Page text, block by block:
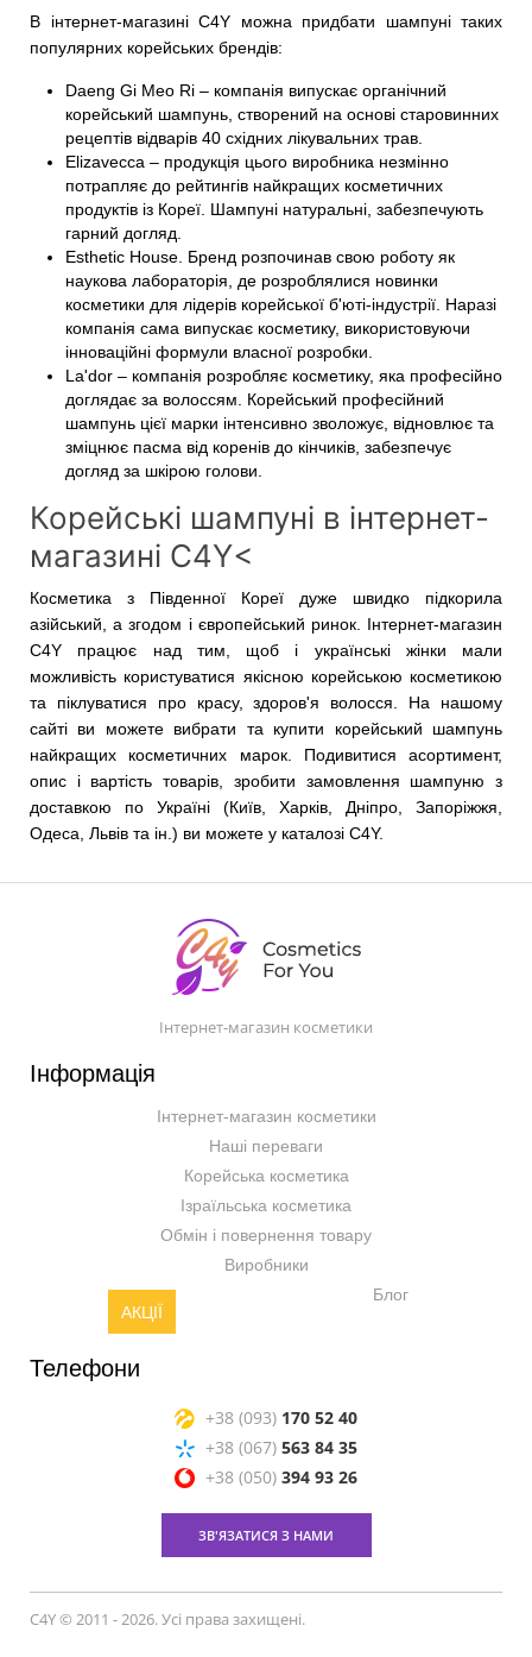
В інтернет-магазині C4Y можна придбати шампуні таких
популярних корейських брендів:
Daeng Gi Meo Ri – компанія випускає органічний
корейський шампунь, створений на основі старовинних
рецептів відварів 40 східних лікувальних трав.
Elizavecca – продукція цього виробника незмінно
потрапляє до рейтингів найкращих косметичних
продуктів із Кореї. Шампуні натуральні, забезпечують
гарний догляд.
Esthetic House. Бренд розпочинав свою роботу як
наукова лабораторія, де розроблялися новинки
косметики для лідерів корейської б'юті-індустрії. Наразі
компанія сама випускає косметику, використовуючи
інноваційні формули власної розробки.
La'dor – компанія розробляє косметику, яка професійно
доглядає за волоссям. Корейський професійний
шампунь цієї марки інтенсивно зволожує, відновлює та
зміцнює пасма від коренів до кінчиків, забезпечує
догляд за шкірою голови.
Корейські шампуні в інтернет-
магазині C4Y<
Косметика з Південної Кореї дуже швидко підкорила
азійський, а згодом і європейський ринок. Інтернет-магазин
C4Y працює над тим, щоб і українські жінки мали
можливість користуватися якісною корейською косметикою
та піклуватися про красу, здоров'я волосся. На нашому
сайті ви можете вибрати та купити корейський шампунь
найкращих косметичних марок. Подивитися асортимент,
опис і вартість товарів, зробити замовлення шампуню з
доставкою по Україні (Київ, Харків, Дніпро, Запоріжжя,
Одеса, Львів та ін.) ви можете у каталозі C4Y.
Інтернет-магазин косметики
Інформація
Інтернет-магазин косметики
Наші переваги
Корейська косметика
Ізраїльська косметика
Обмін і повернення товару
Виробники
АКЦІЇ
Блог
Телефони
+38 (093) 170 52 40
+38 (067) 563 84 35
+38 (050) 394 93 26
ЗВ'ЯЗАТИСЯ З НАМИ
C4Y © 2011 - 2026. Усі права захищені.